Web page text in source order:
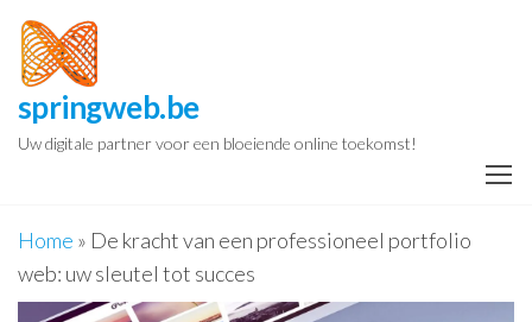
Spring
naar
de
inhoud
springweb.be
Uw digitale partner voor een bloeiende online toekomst!
Home » De kracht van een professioneel portfolio
web: uw sleutel tot succes